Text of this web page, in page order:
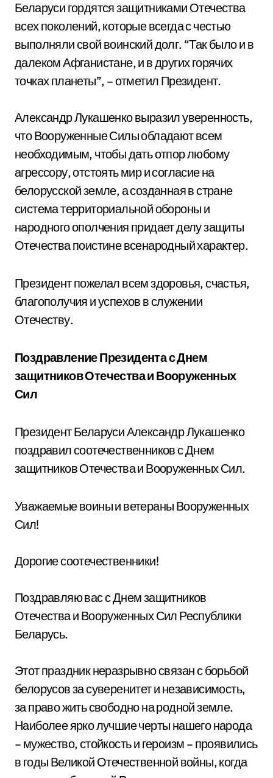
Беларуси гордятся защитниками Отечества
всех поколений, которые всегда с честью
выполняли свой воинский долг. “Так было и в
далеком Афганистане, и в других горячих
точках планеты”, – отметил Президент.
Александр Лукашенко выразил уверенность,
что Вооруженные Силы обладают всем
необходимым, чтобы дать отпор любому
агрессору, отстоять мир и согласие на
белорусской земле, а созданная в стране
система территориальной обороны и
народного ополчения придает делу защиты
Отечества поистине всенародный характер.
Президент пожелал всем здоровья, счастья,
благополучия и успехов в служении
Отечеству.
Поздравление Президента с Днем
защитников Отечества и Вооруженных
Сил
Президент Беларуси Александр Лукашенко
поздравил соотечественников с Днем
защитников Отечества и Вооруженных Сил.
Уважаемые воины и ветераны Вооруженных
Сил!
Дорогие соотечественники!
Поздравляю вас с Днем защитников
Отечества и Вооруженных Сил Республики
Беларусь.
Этот праздник неразрывно связан с борьбой
белорусов за суверенитет и независимость,
за право жить свободно на родной земле.
Наиболее ярко лучшие черты нашего народа
– мужество, стойкость и героизм – проявились
в годы Великой Отечественной войны, когда